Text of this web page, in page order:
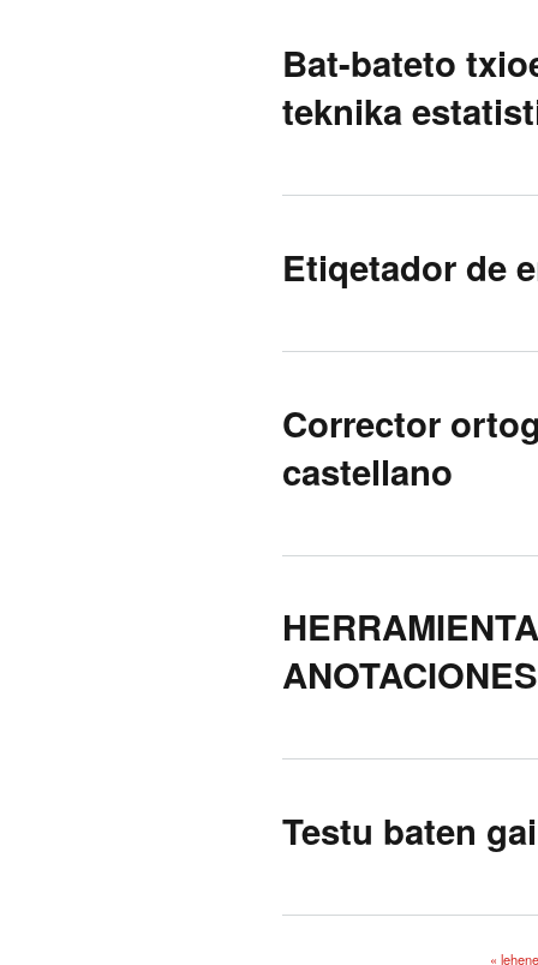
Bat-bateto
teknika
Etiqetador de
Corrector
castellano
ANOTACIONES
Testu baten
«